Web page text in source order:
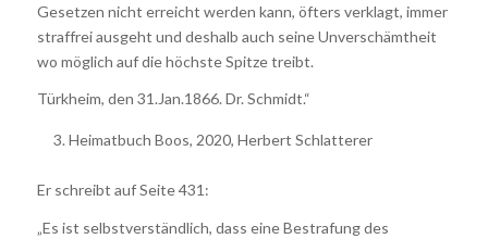
Gesetzen nicht erreicht werden kann, öfters verklagt, immer
straffrei ausgeht und deshalb auch seine Unverschämtheit
wo möglich auf die höchste Spitze treibt.
Türkheim, den 31.Jan.1866. Dr. Schmidt.“
Heimatbuch Boos, 2020, Herbert Schlatterer
Er schreibt auf Seite 431:
„Es ist selbstverständlich, dass eine Bestrafung des